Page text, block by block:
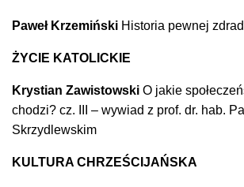
Paweł Krzemiński Historia pewnej
ŻYCIE KATOLICKIE
Krystian Zawistowski O jakie
chodzi? cz. III – wywiad z prof. dr. hab.
Skrzydlewskim
KULTURA CHRZEŚCIJAŃSKA